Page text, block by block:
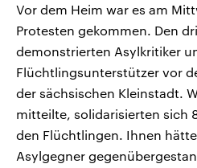
Vor dem Heim war es am
Protesten gekommen. Den
demonstrierten Asylkritiker
Flüchtlingsunterstützer vor
der sächsischen Kleinstadt.
mitteilte, solidarisierten sich
den Flüchtlingen. Ihnen
Asylgegner